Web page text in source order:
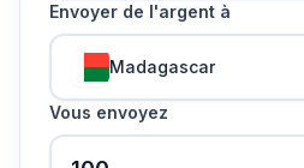
Envoyer de l'argent à
Madagascar
Vous envoyez